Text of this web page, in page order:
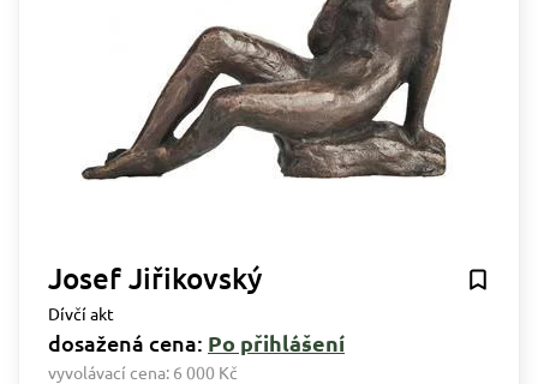
Josef Jiřikovský
Dívčí akt
dosažená cena: Po přihlášení
vyvolávací cena: 6 000 Kč